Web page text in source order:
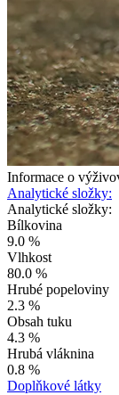
Informace o
Analytické složky:
Analytické složky:
Bílkovina
9.0 %
Vlhkost
80.0 %
Hrubé popeloviny
2.3 %
Obsah tuku
4.3 %
Hrubá vláknina
0.8 %
Doplňkové látky